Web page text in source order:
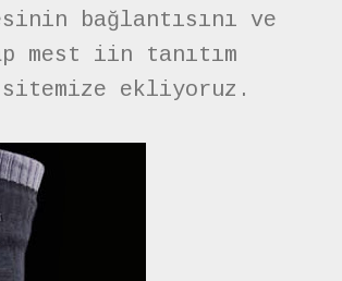
bağlantısını ve
mest iin tanıtım
sitemize ekliyoruz.